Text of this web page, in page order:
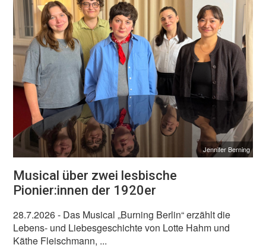
Jennifer Berning
Musical über zwei lesbische
Pionier:innen der 1920er
28.7.2026- Das Musical „Burning Berlin“ erzählt die
Lebens- und Liebesgeschichte von Lotte Hahm und
Käthe Fleischmann, ...